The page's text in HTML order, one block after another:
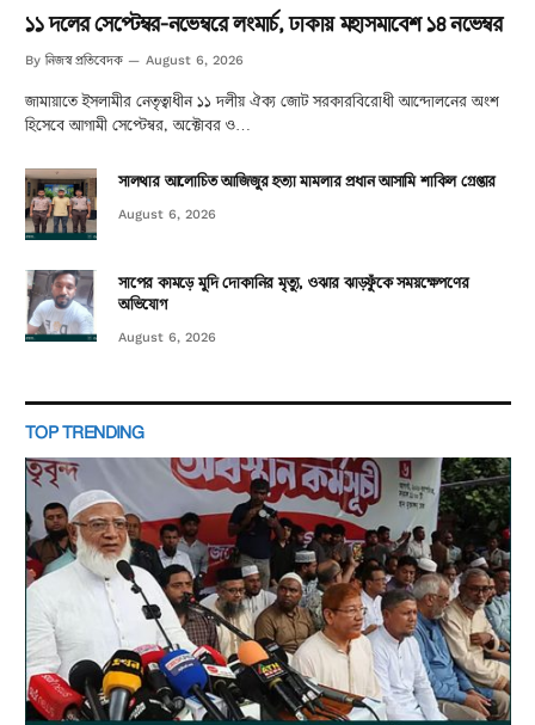
১১ দলের সেপ্টেম্বর-নভেম্বরে লংমার্চ, ঢাকায় মহাসমাবেশ ১৪ নভেম্বর
By নিজস্ব প্রতিবেদক August 6, 2026
জামায়াতে ইসলামীর নেতৃত্বাধীন ১১ দলীয় ঐক্য জোট সরকারবিরোধী আন্দোলনের অংশ
হিসেবে আগামী সেপ্টেম্বর, অক্টোবর ও…
সালথার আলোচিত আজিজুর হত্যা মামলার প্রধান আসামি শাকিল গ্রেপ্তার
August 6, 2026
সাপের কামড়ে মুদি দোকানির মৃত্যু, ওঝার ঝাড়ফুঁকে সময়ক্ষেপণের
অভিযোগ
August 6, 2026
TOP TRENDING